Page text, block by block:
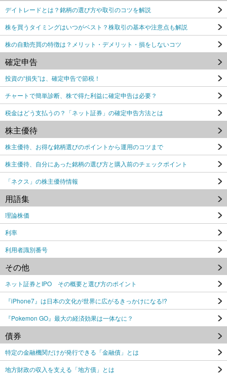
デイトレードとは？銘柄の選び方や取引のコツを解説
株を買うタイミングはいつがベスト？株取引の基本や注意点も解説
株の自動売買の特徴は？メリット・デメリット・損をしないコツ
確定申告
投資の“損失”は、確定申告で節税！
チャートで簡単診断、株で得た利益に確定申告は必要？
税金はどう支払うの？「ネット証券」の確定申告方法とは
株主優待
株主優待、お得な銘柄選びのポイントから運用のコツまで
株主優待、自分にあった銘柄の選び方と購入前のチェックポイント
「ネクス」の株主優待情報
用語集
理論株価
利率
利用者識別番号
その他
ネット証券とIPO その概要と選び方のポイント
『iPhone7』は日本の文化が世界に広がるきっかけになる!?
『Pokemon GO』最大の経済効果は一体なに？
債券
特定の金融機関だけが発行できる「金融債」とは
地方財政の収入を支える「地方債」とは